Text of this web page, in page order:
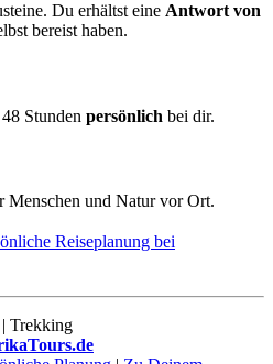
Du erhältst eine Antwort von
bereist haben.
Stunden persönlich bei dir.
Menschen und Natur vor Ort.
Reiseplanung bei
Trekking